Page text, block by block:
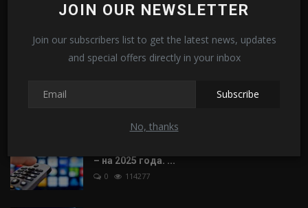
JOIN OUR NEWSLETTER
Join our subscribers list to get the latest news, updates
and special offers directly in your inbox
Subscribe
No, thanks
IPTV Provider
– на 2025 года. ...
0 114277